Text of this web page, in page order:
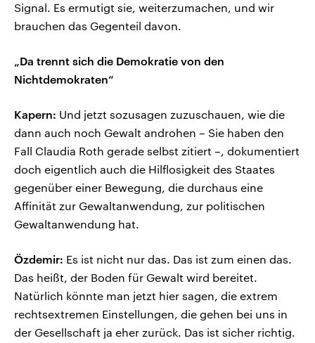
Signal. Es ermutigt sie, weiterzumachen, und wir
brauchen das Gegenteil davon.
„Da trennt sich die Demokratie von den
Nichtdemokraten“
Kapern: Und jetzt sozusagen zuzuschauen, wie die
dann auch noch Gewalt androhen – Sie haben den
Fall Claudia Roth gerade selbst zitiert –, dokumentiert
doch eigentlich auch die Hilflosigkeit des Staates
gegenüber einer Bewegung, die durchaus eine
Affinität zur Gewaltanwendung, zur politischen
Gewaltanwendung hat.
Özdemir: Es ist nicht nur das. Das ist zum einen das.
Das heißt, der Boden für Gewalt wird bereitet.
Natürlich könnte man jetzt hier sagen, die extrem
rechtsextremen Einstellungen, die gehen bei uns in
der Gesellschaft ja eher zurück. Das ist sicher richtig.